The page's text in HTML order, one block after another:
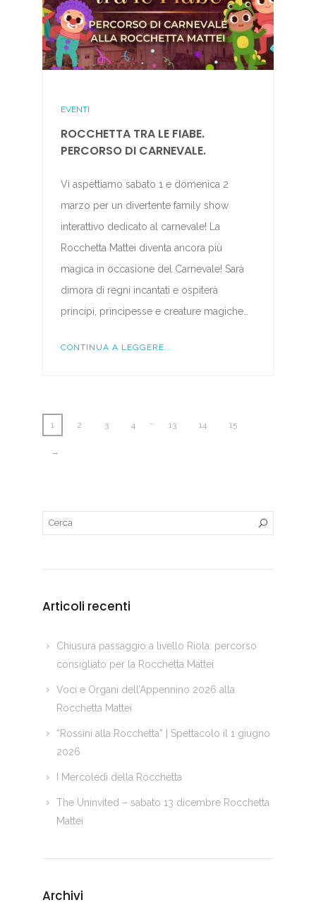
EVENTI
ROCCHETTA TRA LE FIABE.
PERCORSO DI CARNEVALE.
Vi aspettiamo sabato 1 e domenica 2
marzo per un divertente family show
interattivo dedicato al carnevale! La
Rocchetta Mattei diventa ancora più
magica in occasione del Carnevale! Sarà
dimora di regni incantati e ospiterà
principi, principesse e creature magiche…
CONTINUA A LEGGERE...
1 2 3 4 … 13 14 15
→
Articoli recenti
Chiusura passaggio a livello Riola: percorso
consigliato per la Rocchetta Mattei
Voci e Organi dell’Appennino 2026 alla
Rocchetta Mattei
“Rossini alla Rocchetta” | Spettacolo il 1 giugno
2026
I Mercoledì della Rocchetta
The Uninvited – sabato 13 dicembre Rocchetta
Mattei
Archivi